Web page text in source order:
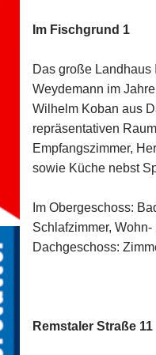
Im Fischgrund 1
Das große Landhaus
Weydemann im
Wilhelm Koban aus
repräsentativen
Empfangszimmer,
sowie Küche nebst
Im Obergeschoss:
Schlafzimmer,
Dachgeschoss:
Remstaler Straße 11